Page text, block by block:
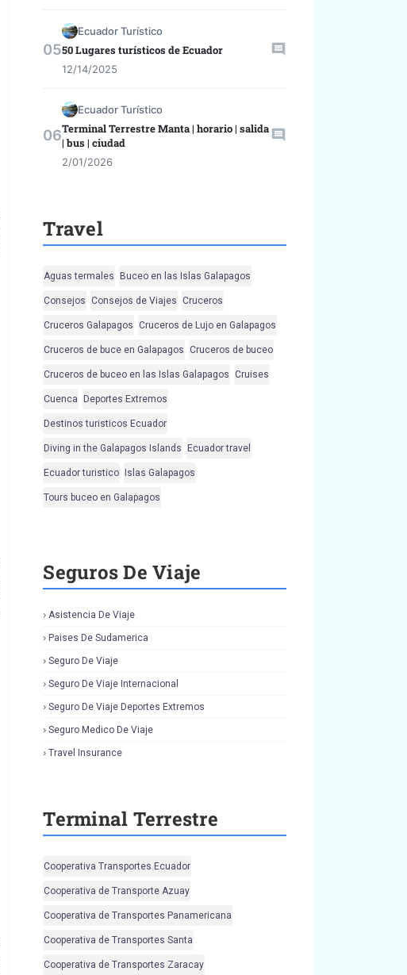
Ecuador Turístico
50 Lugares turísticos de Ecuador
12/14/2025
Ecuador Turístico
Terminal Terrestre Manta | horario | salida
| bus | ciudad
2/01/2026
Travel
Aguas termales Buceo en las Islas Galapagos
Consejos Consejos de Viajes Cruceros
Cruceros Galapagos Cruceros de Lujo en Galapagos
Cruceros de buce en Galapagos Cruceros de buceo
Cruceros de buceo en las Islas Galapagos Cruises
Cuenca Deportes Extremos
Destinos turisticos Ecuador
Diving in the Galapagos Islands Ecuador travel
Ecuador turistico Islas Galapagos
Tours buceo en Galapagos
Seguros De Viaje
Asistencia De Viaje
Paises De Sudamerica
Seguro De Viaje
Seguro De Viaje Internacional
Seguro De Viaje Deportes Extremos
Seguro Medico De Viaje
Travel Insurance
Terminal Terrestre
Cooperativa Transportes Ecuador
Cooperativa de Transporte Azuay
Cooperativa de Transportes Panamericana
Cooperativa de Transportes Santa
Cooperativa de Transportes Zaracay